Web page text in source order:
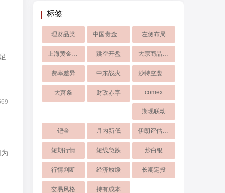
标签
理财品类 中国贵金属投资网 左侧布局
上海黄金交易所 跳空开盘 大宗商品交易
费率差异 中东战火 沙特空袭伊朗
大萧条 财政赤字 comex
期现联动
钯金 月内新低 伊朗评估停战提议
短期行情 短线急跌 炒白银
行情判断 经济放缓 长期定投
交易风格 持有成本